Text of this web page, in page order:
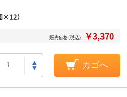
×12）
販売価格（税込） ￥3,370
カゴへ